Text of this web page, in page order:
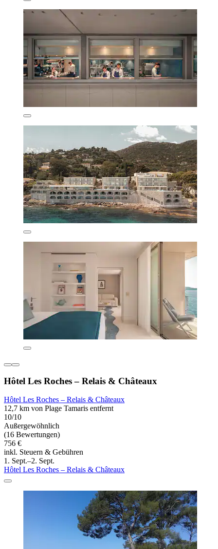
Hôtel Les Roches – Relais & Châteaux
Hôtel Les Roches – Relais & Châteaux
12,7 km von Plage Tamaris entfernt
10/10
Außergewöhnlich
(16 Bewertungen)
756 €
inkl. Steuern & Gebühren
1. Sept.–2. Sept.
Hôtel Les Roches – Relais & Châteaux